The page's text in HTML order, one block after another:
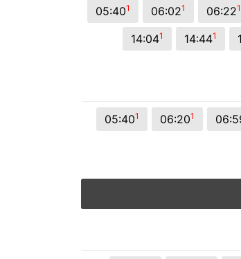
05:401 06:021 06:221
14:041 14:441
05:401 06:201